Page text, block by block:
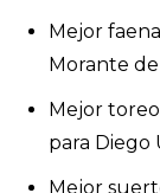
Mejor
Morante
Mejor
para Diego
Mejor